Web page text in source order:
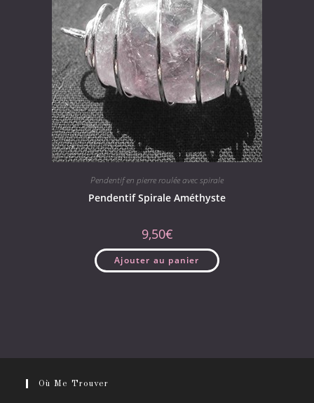
Pendentif en pierre roulée avec spirale
Pendentif Spirale Améthyste
9,50€
Ajouter au panier
Où Me Trouver